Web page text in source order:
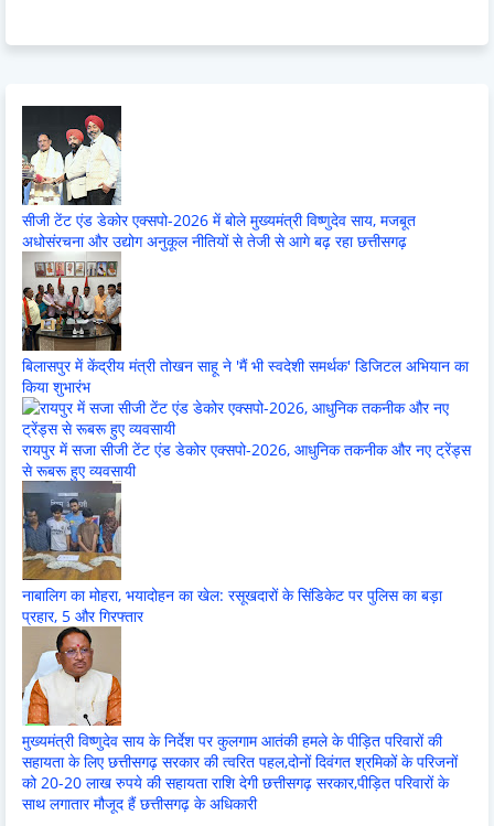
सीजी टेंट एंड डेकोर एक्सपो-2026 में बोले मुख्यमंत्री विष्णुदेव साय, मजबूत
अधोसंरचना और उद्योग अनुकूल नीतियों से तेजी से आगे बढ़ रहा छत्तीसगढ़
बिलासपुर में केंद्रीय मंत्री तोखन साहू ने 'मैं भी स्वदेशी समर्थक' डिजिटल अभियान का
किया शुभारंभ
रायपुर में सजा सीजी टेंट एंड डेकोर एक्सपो-2026, आधुनिक तकनीक और नए ट्रेंड्स
से रूबरू हुए व्यवसायी
नाबालिग का मोहरा, भयादोहन का खेल: रसूखदारों के सिंडिकेट पर पुलिस का बड़ा
प्रहार, 5 और गिरफ्तार
मुख्यमंत्री विष्णुदेव साय के निर्देश पर कुलगाम आतंकी हमले के पीड़ित परिवारों की
सहायता के लिए छत्तीसगढ़ सरकार की त्वरित पहल,दोनों दिवंगत श्रमिकों के परिजनों
को 20-20 लाख रुपये की सहायता राशि देगी छत्तीसगढ़ सरकार,पीड़ित परिवारों के
साथ लगातार मौजूद हैं छत्तीसगढ़ के अधिकारी